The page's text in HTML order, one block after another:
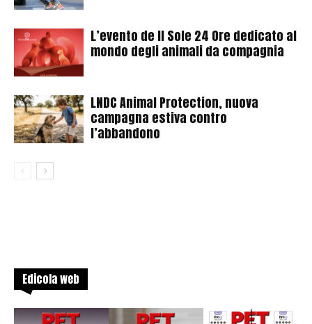
L’evento de Il Sole 24 Ore dedicato al
mondo degli animali da compagnia
LNDC Animal Protection, nuova
campagna estiva contro
l’abbandono
Edicola web